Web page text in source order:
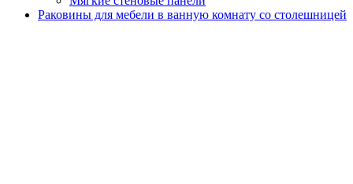
Раковины для мебели в ванную комнату со столешницей